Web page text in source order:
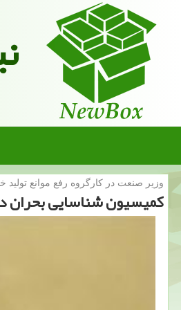
وزیر صنعت در كارگروه رفع موانع تولید
كمیسیون شناسایی